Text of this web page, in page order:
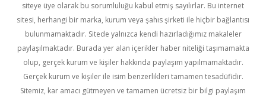
siteye üye olarak bu sorumluluğu kabul etmiş sayılırlar. Bu internet
sitesi, herhangi bir marka, kurum veya şahıs şirketi ile hiçbir bağlantısı
bulunmamaktadır. Sitede yalnızca kendi hazırladığımız makaleler
paylaşılmaktadır. Burada yer alan içerikler haber niteliği taşımamakta
olup, gerçek kurum ve kişiler hakkında paylaşım yapılmamaktadır.
Gerçek kurum ve kişiler ile isim benzerlikleri tamamen tesadüfidir.
Sitemiz, kar amacı gütmeyen ve tamamen ücretsiz bir bilgi paylaşım